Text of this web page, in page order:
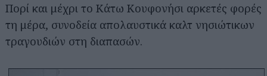
Πορί και μέχρι το Κάτω Κουφονήσι αρκετές φορές
τη μέρα, συνοδεία απολαυστικά καλτ νησιώτικων
τραγουδιών στη διαπασών.